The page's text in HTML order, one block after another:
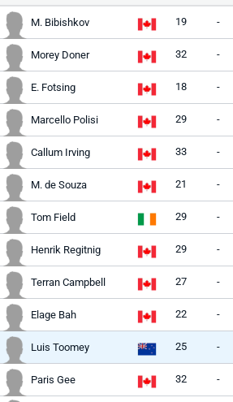
M. Bibishkov 19 -
Morey Doner 32 -
E. Fotsing 18 -
Marcello Polisi 29 -
Callum Irving 33 -
M. de Souza 21 -
Tom Field 29 -
Henrik Regitnig 29 -
Terran Campbell 27 -
Elage Bah 22 -
Luis Toomey 25 -
Paris Gee 32 -